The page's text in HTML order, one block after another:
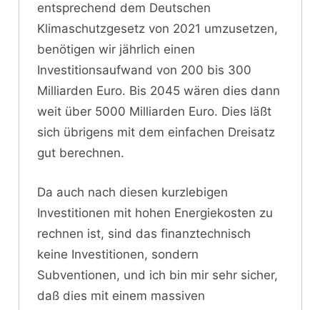
entsprechend dem Deutschen
Klimaschutzgesetz von 2021 umzusetzen,
benötigen wir jährlich einen
Investitionsaufwand von 200 bis 300
Milliarden Euro. Bis 2045 wären dies dann
weit über 5000 Milliarden Euro. Dies läßt
sich übrigens mit dem einfachen Dreisatz
gut berechnen.
Da auch nach diesen kurzlebigen
Investitionen mit hohen Energiekosten zu
rechnen ist, sind das finanztechnisch
keine Investitionen, sondern
Subventionen, und ich bin mir sehr sicher,
daß dies mit einem massiven